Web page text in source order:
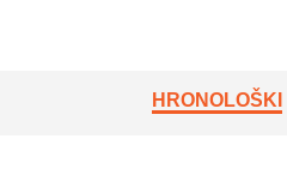
HRONOLOŠKI